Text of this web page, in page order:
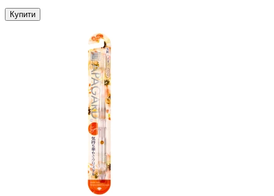
Купити